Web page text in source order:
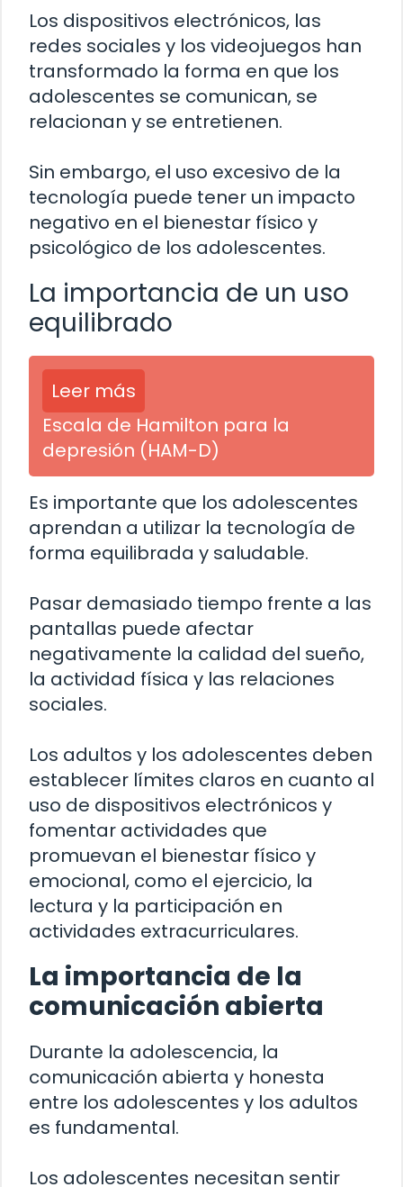
Los dispositivos electrónicos, las
redes sociales y los videojuegos han
transformado la forma en que los
adolescentes se comunican, se
relacionan y se entretienen.
Sin embargo, el uso excesivo de la
tecnología puede tener un impacto
negativo en el bienestar físico y
psicológico de los adolescentes.
La importancia de un uso
equilibrado
Leer más
Escala de Hamilton para la
depresión (HAM-D)
Es importante que los adolescentes
aprendan a utilizar la tecnología de
forma equilibrada y saludable.
Pasar demasiado tiempo frente a las
pantallas puede afectar
negativamente la calidad del sueño,
la actividad física y las relaciones
sociales.
Los adultos y los adolescentes deben
establecer límites claros en cuanto al
uso de dispositivos electrónicos y
fomentar actividades que
promuevan el bienestar físico y
emocional, como el ejercicio, la
lectura y la participación en
actividades extracurriculares.
La importancia de la
comunicación abierta
Durante la adolescencia, la
comunicación abierta y honesta
entre los adolescentes y los adultos
es fundamental.
Los adolescentes necesitan sentir